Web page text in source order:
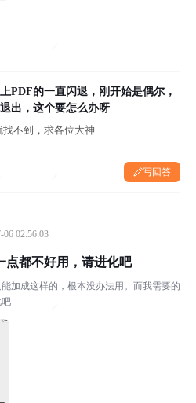
PDF的一直闪退，刚开始是偶尔，
出，这个要怎么办呀
不到，求各位大神
写回答
06 02:56:03
点都不好用，请进化吧
加成这样的，根本没办法用。而我需要的